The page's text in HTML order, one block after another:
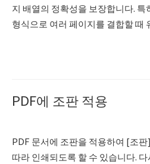
지 배열의 정확성을 보장합니다.
형식으로 여러 페이지를 결합할 때
PDF에 조판 적용
PDF 문서에 조판을 적용하여 [조
따라 인쇄되도록 할 수 있습니다.